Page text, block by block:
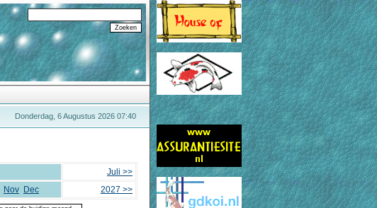
Donderdag, 6 Augustus 2026 07:40
Juli >>
Nov Dec 2027 >>